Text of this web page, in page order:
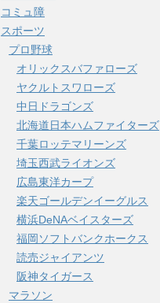
コミュ障
スポーツ
プロ野球
オリックスバファローズ
ヤクルトスワローズ
中日ドラゴンズ
北海道日本ハムファイターズ
千葉ロッテマリーンズ
埼玉西武ライオンズ
広島東洋カープ
楽天ゴールデンイーグルス
横浜DeNAベイスターズ
福岡ソフトバンクホークス
読売ジャイアンツ
阪神タイガース
マラソン